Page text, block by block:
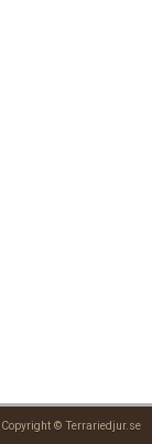
Copyright © Terrariedjur.se